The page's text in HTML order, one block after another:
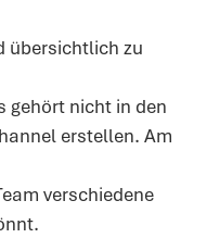
übersichtlich zu
gehört nicht in den
erstellen. Am
verschiedene